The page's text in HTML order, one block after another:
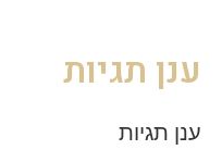
ענן תגיות
ענן תגיות